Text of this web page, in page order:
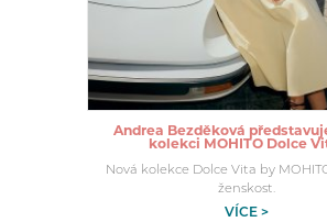
Andrea Bezděková
kolekci MOHITO Dolce
Nová kolekce Dolce Vita by
ženskost.
VÍCE >